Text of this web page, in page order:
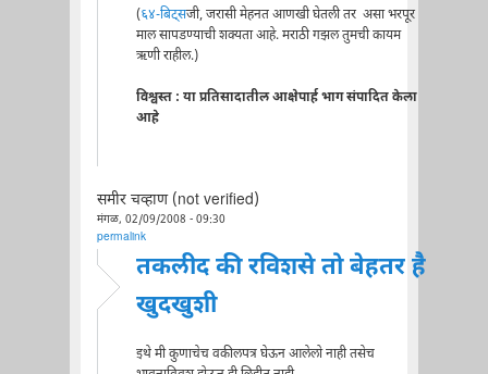
(६४-बिट्सजी, जरासी मेहनत आणखी घेतली तर असा भरपूर
माल सापडण्याची शक्यता आहे. मराठी गझल तुमची कायम
ऋणी राहील.)
विश्वस्त : या प्रतिसादातील आक्षेपार्ह भाग संपादित केला
आहे
समीर चव्हाण (not verified)
मंगळ, 02/09/2008 - 09:30
permalink
तकलीद की रविशसे तो बेहतर है
खुदखुशी
इथे मी कुणाचेच वकीलपत्र घेऊन आलेलो नाही तसेच